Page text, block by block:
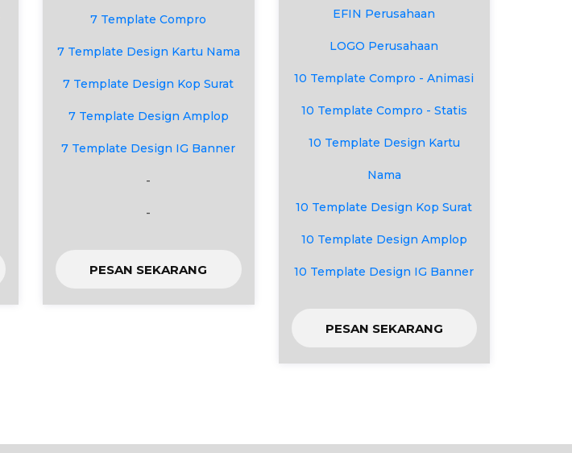
7 Template Compro
7 Template Design Kartu Nama
7 Template Design Kop Surat
7 Template Design Amplop
7 Template Design IG Banner
-
-
PESAN SEKARANG
EFIN Perusahaan
LOGO Perusahaan
10 Template Compro - Animasi
10 Template Compro - Statis
10 Template Design Kartu
Nama
10 Template Design Kop Surat
10 Template Design Amplop
10 Template Design IG Banner
PESAN SEKARANG